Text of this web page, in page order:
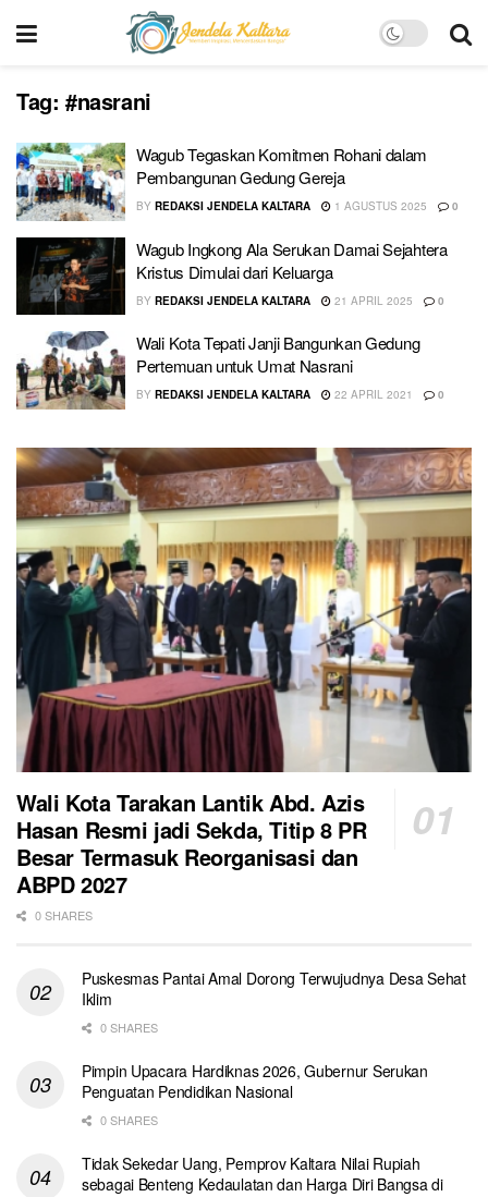
Tag: #nasrani
Wagub Tegaskan Komitmen Rohani dalam
Pembangunan Gedung Gereja
BY REDAKSI JENDELA KALTARA 1 AGUSTUS 2025 0
Wagub Ingkong Ala Serukan Damai Sejahtera
Kristus Dimulai dari Keluarga
BY REDAKSI JENDELA KALTARA 21 APRIL 2025 0
Wali Kota Tepati Janji Bangunkan Gedung
Pertemuan untuk Umat Nasrani
BY REDAKSI JENDELA KALTARA 22 APRIL 2021 0
Wali Kota Tarakan Lantik Abd. Azis
Hasan Resmi jadi Sekda, Titip 8 PR
Besar Termasuk Reorganisasi dan
ABPD 2027
0 SHARES
Puskesmas Pantai Amal Dorong Terwujudnya Desa Sehat
Iklim
0 SHARES
Pimpin Upacara Hardiknas 2026, Gubernur Serukan
Penguatan Pendidikan Nasional
0 SHARES
Tidak Sekedar Uang, Pemprov Kaltara Nilai Rupiah
sebagai Benteng Kedaulatan dan Harga Diri Bangsa di